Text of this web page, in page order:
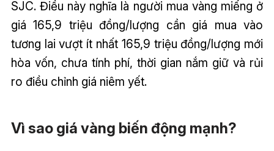
SJC. Điều này nghĩa là người mua vàng miếng ở
giá 165,9 triệu đồng/lượng cần giá mua vào
tương lai vượt ít nhất 165,9 triệu đồng/lượng mới
hòa vốn, chưa tính phí, thời gian nắm giữ và rủi
ro điều chỉnh giá niêm yết.
Vì sao giá vàng biến động mạnh?